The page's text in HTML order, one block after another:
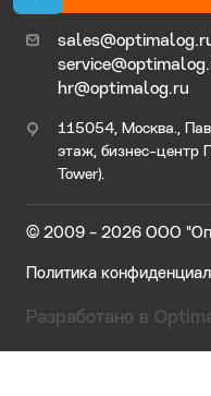
hr@optimalog.ru
115054, Москва.,
этаж, бизнес-центр
Tower).
© 2009 - 2026 ООО
Политика
Разработано в